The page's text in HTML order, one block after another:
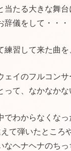
当たる大きな舞台
辞儀をして・・・
練習して来た曲
ェイのフルコン
って、なかなか
でわからなくな
て弾いたところ
なヘナヘナのち